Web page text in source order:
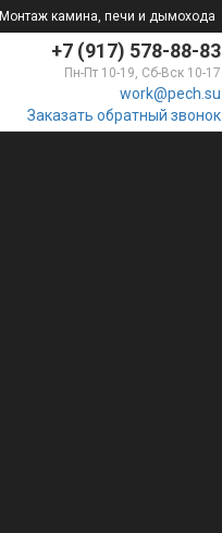
Монтаж камина, печи и дымохода
+7 (917) 578-88-83
Пн-Пт 10-19, Сб-Вск 10-17
work@pech.su
Заказать обратный звонок